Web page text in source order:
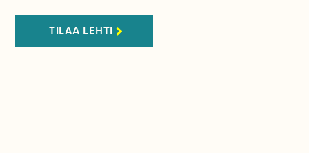
TILAA LEHTI